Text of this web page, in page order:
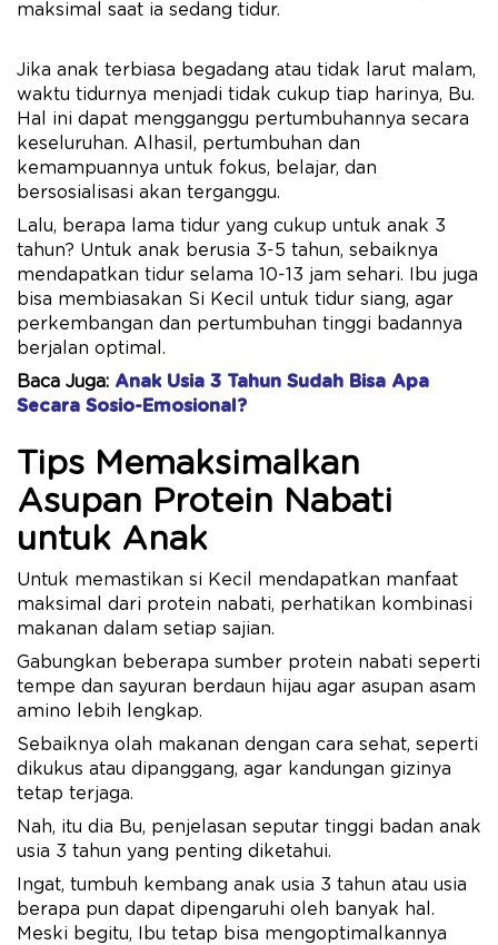
maksimal saat ia sedang tidur.
Jika anak terbiasa begadang atau tidak larut malam,
waktu tidurnya menjadi tidak cukup tiap harinya, Bu.
Hal ini dapat mengganggu pertumbuhannya secara
keseluruhan. Alhasil, pertumbuhan dan
kemampuannya untuk fokus, belajar, dan
bersosialisasi akan terganggu.
Lalu, berapa lama tidur yang cukup untuk anak 3
tahun? Untuk anak berusia 3-5 tahun, sebaiknya
mendapatkan tidur selama 10-13 jam sehari. Ibu juga
bisa membiasakan Si Kecil untuk tidur siang, agar
perkembangan dan pertumbuhan tinggi badannya
berjalan optimal.
Baca Juga: Anak Usia 3 Tahun Sudah Bisa Apa
Secara Sosio-Emosional?
Tips Memaksimalkan
Asupan Protein Nabati
untuk Anak
Untuk memastikan si Kecil mendapatkan manfaat
maksimal dari protein nabati, perhatikan kombinasi
makanan dalam setiap sajian.
Gabungkan beberapa sumber protein nabati seperti
tempe dan sayuran berdaun hijau agar asupan asam
amino lebih lengkap.
Sebaiknya olah makanan dengan cara sehat, seperti
dikukus atau dipanggang, agar kandungan gizinya
tetap terjaga.
Nah, itu dia Bu, penjelasan seputar tinggi badan anak
usia 3 tahun yang penting diketahui.
Ingat, tumbuh kembang anak usia 3 tahun atau usia
berapa pun dapat dipengaruhi oleh banyak hal.
Meski begitu, Ibu tetap bisa mengoptimalkannya